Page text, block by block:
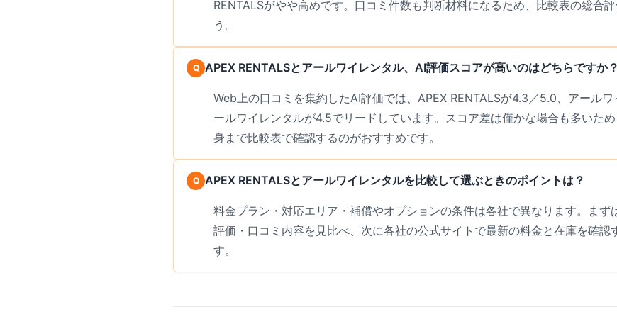
RENTALSがやや高めです。口コミ件数も判断材料になるため、比較表の総合
う。
APEX RENTALSとアールワイレンタル、AI評価スコアが高いのはどちらですか？
Web上の口コミを集約したAI評価では、APEX RENTALSが4.3／5.0、アール
ールワイレンタルが4.5でリードしています。スコア差は僅かな場合も多いた
身まで比較表で確認するのがおすすめです。
APEX RENTALSとアールワイレンタルを比較して選ぶときのポイントは？
料金プラン・対応エリア・補償やオプションの条件は各社で異なります。まず
評価・口コミ内容を見比べ、次に各社の公式サイトで最新の料金と在庫を確認
す。